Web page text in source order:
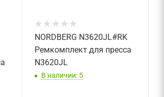
NORDBERG N3620JL#RK
Ремкомплект для пресса
N3620JL
В наличии: 5